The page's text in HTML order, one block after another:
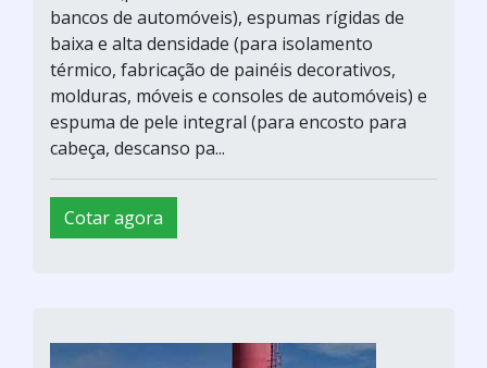
bancos de automóveis), espumas rígidas de
baixa e alta densidade (para isolamento
térmico, fabricação de painéis decorativos,
molduras, móveis e consoles de automóveis) e
espuma de pele integral (para encosto para
cabeça, descanso pa...
Cotar agora